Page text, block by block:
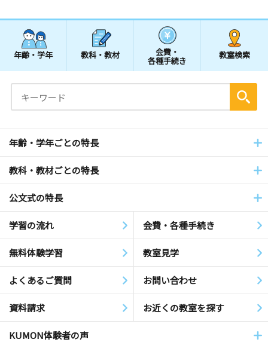
年齢・学年 教科・教材 会費・
各種手続き
教室検索
年齢・学年ごとの特長
教科・教材ごとの特長
公文式の特長
学習の流れ 会費・各種手続き
無料体験学習 教室見学
よくあるご質問 お問い合わせ
資料請求 お近くの教室を探す
KUMON体験者の声